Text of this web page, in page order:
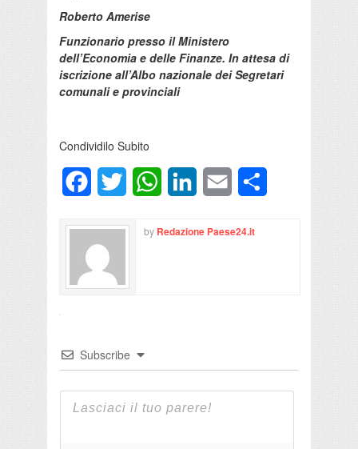
Roberto Amerise
Funzionario presso il Ministero
dell’Economia e delle Finanze. In attesa di
iscrizione all’Albo nazionale dei Segretari
comunali e provinciali
Condividilo Subito
FacebookTwitter WhatsAppLinkedInEmail
by Redazione Paese24.it
Subscribe